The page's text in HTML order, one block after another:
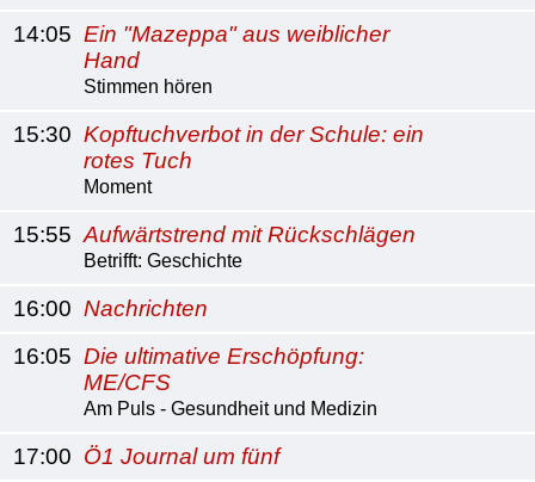
14:05 Ein "Mazeppa" aus weiblicher
Hand
Stimmen hören
15:30 Kopftuchverbot in der Schule: ein
rotes Tuch
Moment
15:55 Aufwärtstrend mit Rückschlägen
Betrifft: Geschichte
16:00 Nachrichten
16:05 Die ultimative Erschöpfung:
ME/CFS
Am Puls - Gesundheit und Medizin
17:00 Ö1 Journal um fünf